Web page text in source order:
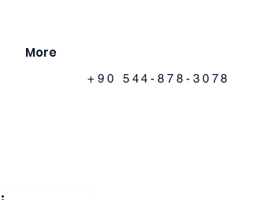
More
+90 544-878-3078